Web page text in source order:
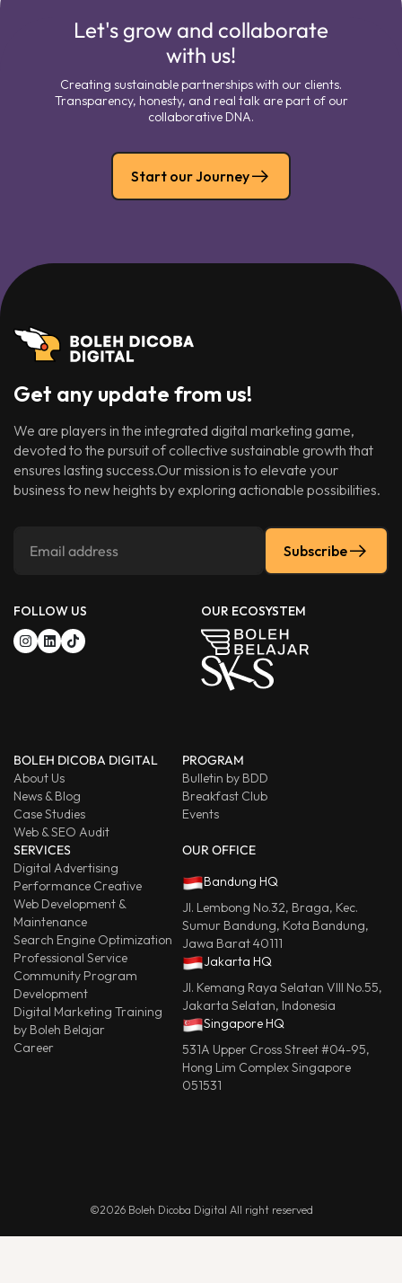
Let's grow and collaborate
with us!
Creating sustainable partnerships with our clients.
Transparency, honesty, and real talk are part of our
collaborative DNA.
Start our Journey
Get any update from us!
We are players in the integrated digital marketing game,
devoted to the pursuit of collective sustainable growth that
ensures lasting success.Our mission is to elevate your
business to new heights by exploring actionable possibilities.
Subscribe
FOLLOW US OUR ECOSYSTEM
BOLEH DICOBA DIGITAL
About Us
News & Blog
Case Studies
Web & SEO Audit
PROGRAM
Bulletin by BDD
Breakfast Club
Events
SERVICES
Digital Advertising
Performance Creative
Web Development &
Maintenance
Search Engine Optimization
Professional Service
Community Program
Development
Digital Marketing Training
by Boleh Belajar
Career
OUR OFFICE
Bandung HQ
Jl. Lembong No.32, Braga, Kec.
Sumur Bandung, Kota Bandung,
Jawa Barat 40111
Jakarta HQ
Jl. Kemang Raya Selatan VIII No.55,
Jakarta Selatan, Indonesia
Singapore HQ
531A Upper Cross Street #04-95,
Hong Lim Complex Singapore
051531
©2026 Boleh Dicoba Digital All right reserved